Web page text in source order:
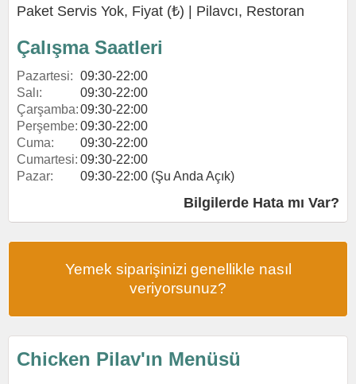
Paket Servis Yok, Fiyat (₺) | Pilavcı, Restoran
Çalışma Saatleri
Pazartesi: 09:30-22:00
Salı:
09:30-22:00
Çarşamba:09:30-22:00
Perşembe: 09:30-22:00
Cuma:
09:30-22:00
Cumartesi: 09:30-22:00
Pazar:
09:30-22:00 (Şu Anda Açık)
Bilgilerde Hata mı Var?
Yemek siparişinizi genellikle nasıl
veriyorsunuz?
Chicken Pilav'ın Menüsü